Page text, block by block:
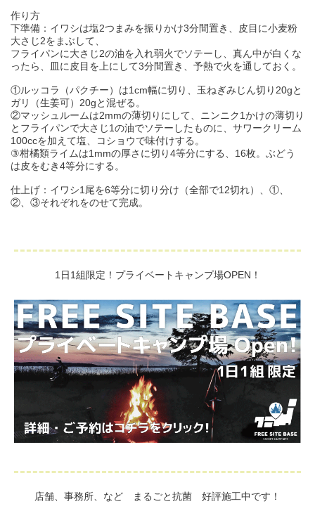
作り方
下準備：イワシは塩2つまみを振りかけ3分間置き、皮目に小麦粉
大さじ2をまぶして、
フライパンに大さじ2の油を入れ弱火でソテーし、真ん中が白くな
ったら、皿に皮目を上にして3分間置き、予熱で火を通しておく。
①ルッコラ（パクチー）は1cm幅に切り、玉ねぎみじん切り20gと
ガリ（生姜可）20gと混ぜる。
②マッシュルームは2mmの薄切りにして、ニンニク1かけの薄切り
とフライパンで大さじ1の油でソテーしたものに、サワークリーム
100ccを加えて塩、コショウで味付けする。
③柑橘類ライムは1mmの厚さに切り4等分にする、16枚。ぶどう
は皮をむき4等分にする。
仕上げ：イワシ1尾を6等分に切り分け（全部で12切れ）、①、
②、③それぞれをのせて完成。
1日1組限定！プライベートキャンプ場OPEN！
店舗、事務所、など まるごと抗菌 好評施工中です！